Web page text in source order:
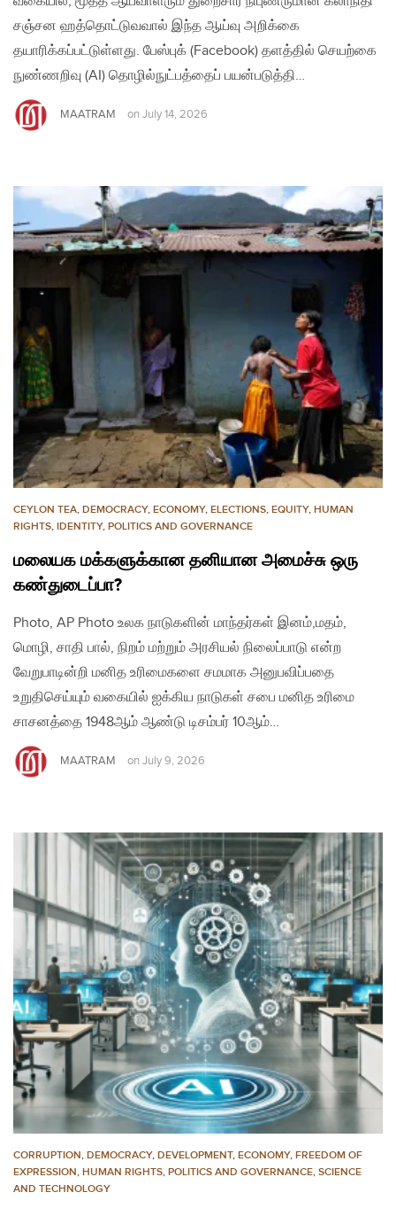
சஞ்சன ஹத்தொட்டுவவால் இந்த ஆய்வு அறிக்கை
தயாரிக்கப்பட்டுள்ளது. பேஸ்புக் (Facebook) தளத்தில் செயற்கை
நுண்ணறிவு (AI) தொழில்நுட்பத்தைப் பயன்படுத்தி…
MAATRAM on July 14, 2026
CEYLON TEA, DEMOCRACY, ECONOMY, ELECTIONS, EQUITY, HUMAN
RIGHTS, IDENTITY, POLITICS AND GOVERNANCE
மலையக மக்களுக்கான தனியான அமைச்சு ஒரு
கண்துடைப்பா?
Photo, AP Photo உலக நாடுகளின் மாந்தர்கள் இனம்,மதம்,
மொழி, சாதி பால், நிறம் மற்றும் அரசியல் நிலைப்பாடு என்ற
வேறுபாடின்றி மனித உரிமைகளை சமமாக அனுபவிப்பதை
உறுதிசெய்யும் வகையில் ஐக்கிய நாடுகள் சபை மனித உரிமை
சாசனத்தை 1948ஆம் ஆண்டு டிசம்பர் 10ஆம்…
MAATRAM on July 9, 2026
CORRUPTION, DEMOCRACY, DEVELOPMENT, ECONOMY, FREEDOM OF
EXPRESSION, HUMAN RIGHTS, POLITICS AND GOVERNANCE, SCIENCE
AND TECHNOLOGY